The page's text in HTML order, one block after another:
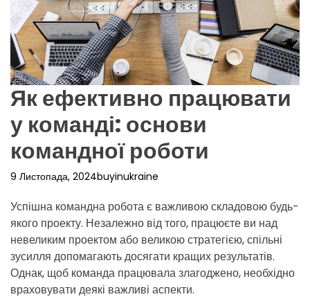
ж
и
м
у
Як ефективно працювати
у команді: основи
командної роботи
9 Листопада, 2024buyinukraine
Успішна командна робота є важливою складовою будь-
якого проекту. Незалежно від того, працюєте ви над
невеликим проектом або великою стратегією, спільні
зусилля допомагають досягати кращих результатів.
Однак, щоб команда працювала злагоджено, необхідно
враховувати деякі важливі аспекти.